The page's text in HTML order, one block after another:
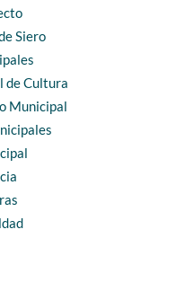
Siero
de Cultura
Municipal